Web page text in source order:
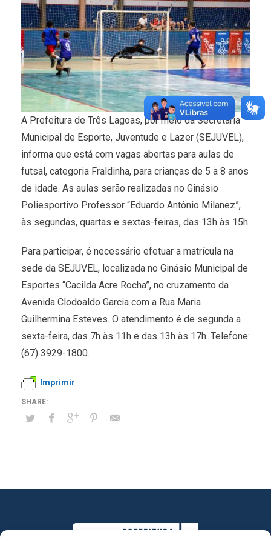
A Prefeitura de Três Lagoas, por meio da Secretaria
Municipal de Esporte, Juventude e Lazer (SEJUVEL),
informa que está com vagas abertas para aulas de
futsal, categoria Fraldinha, para crianças de 5 a 8 anos
de idade. As aulas serão realizadas no Ginásio
Poliesportivo Professor “Eduardo Antônio Milanez”,
às segundas, quartas e sextas-feiras, das 13h às 15h.
Para participar, é necessário efetuar a matrícula na
sede da SEJUVEL, localizada no Ginásio Municipal de
Esportes “Cacilda Acre Rocha”, no cruzamento da
Avenida Clodoaldo Garcia com a Rua Maria
Guilhermina Esteves. O atendimento é de segunda a
sexta-feira, das 7h às 11h e das 13h às 17h. Telefone:
(67) 3929-1800.
Imprimir